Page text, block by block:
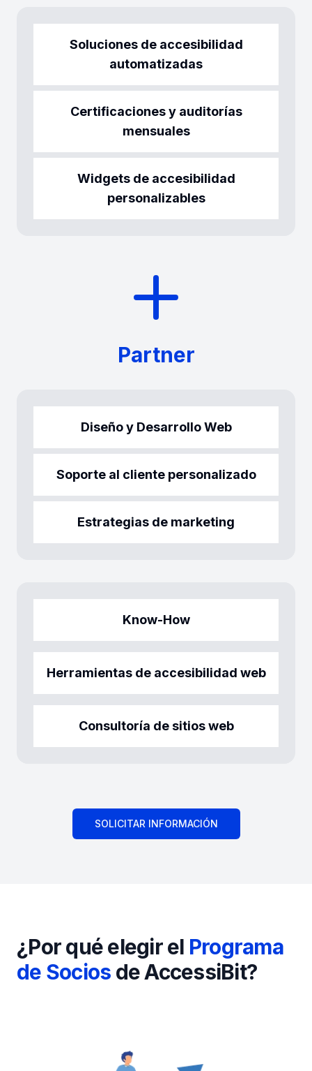
Soluciones de accesibilidad
automatizadas
Certificaciones y auditorías
mensuales
Widgets de accesibilidad
personalizables
Partner
Diseño y Desarrollo Web
Soporte al cliente personalizado
Estrategias de marketing
Know-How
Herramientas de accesibilidad web
Consultoría de sitios web
SOLICITAR INFORMACIÓN
¿Por qué elegir el Programa
de Socios de AccessiBit?